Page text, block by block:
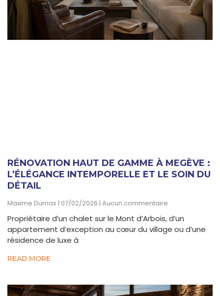
RÉNOVATION HAUT DE GAMME À MEGÈVE :
L’ÉLÉGANCE INTEMPORELLE ET LE SOIN DU
DÉTAIL
Maxime Dumas 07/02/2026 Aucun commentaire
Propriétaire d’un chalet sur le Mont d’Arbois, d’un
appartement d’exception au cœur du village ou d’une
résidence de luxe à
READ MORE